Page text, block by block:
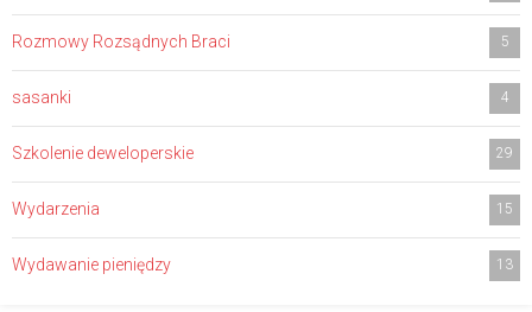
Rozmowy Rozsądnych Braci 5
sasanki 4
Szkolenie deweloperskie 29
Wydarzenia 15
Wydawanie pieniędzy 13